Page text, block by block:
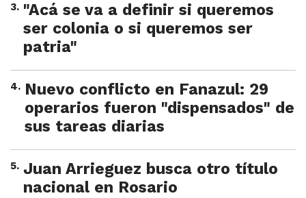
3. "Acá se va a definir si queremos
ser colonia o si queremos ser
patria"
4. Nuevo conflicto en Fanazul: 29
operarios fueron "dispensados" de
sus tareas diarias
5. Juan Arrieguez busca otro título
nacional en Rosario